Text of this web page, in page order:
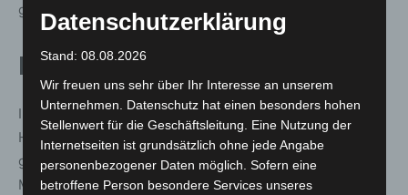
gesunde Lebensweise im Stadtteil.
Pläne für die Zukunft
Im Frühjahr 2025 ist die Installation eines unterfahrbaren
Hochbeets geplant, um das Gärtnern inklusiver zu
gestalten. So sollen noch mehr Menschen die
Möglichkeit bekommen, sich am Projekt zu beteiligen.
Datenschutzerklärung
Stand: 08.08.2026
Wir freuen uns sehr über Ihr Interesse an unserem
Unternehmen. Datenschutz hat einen besonders hohen
Stellenwert für die Geschäftsleitung. Eine Nutzung der
Internetseiten ist grundsätzlich ohne jede Angabe
personenbezogener Daten möglich. Sofern eine
betroffene Person besondere Services unseres